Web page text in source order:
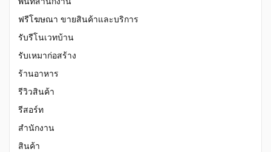
ฟรีโฆษณา ขายสินค้าและบริการ
รับรีโนเวทบ้าน
รับเหมาก่อสร้าง
ร้านอาหาร
รีวิวสินค้า
รีสอร์ท
สำนักงาน
สินค้า